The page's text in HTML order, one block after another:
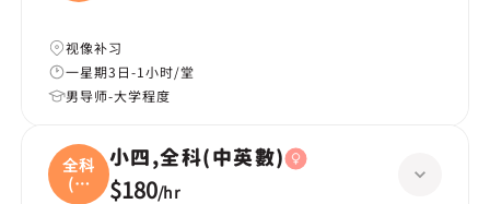
视像补习
一星期3日-1小时/堂
男导师-大学程度
全科
(中
小四,全科(中英數)
$180/hr